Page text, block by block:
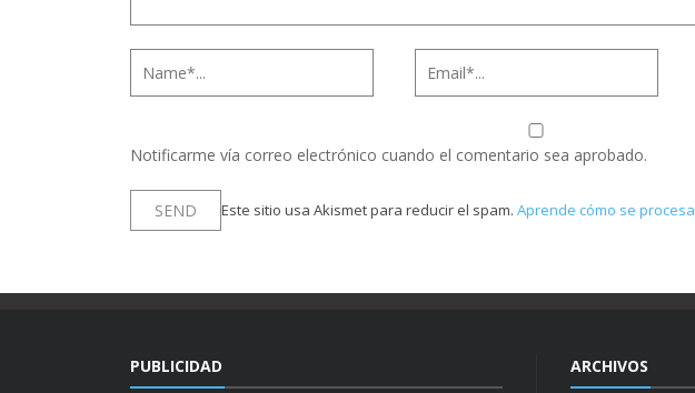
Notificarme vía correo electrónico cuando el comentario sea aprobado.
Este sitio usa Akismet para reducir el spam. Aprende cómo se
PUBLICIDAD ARCHIVOS